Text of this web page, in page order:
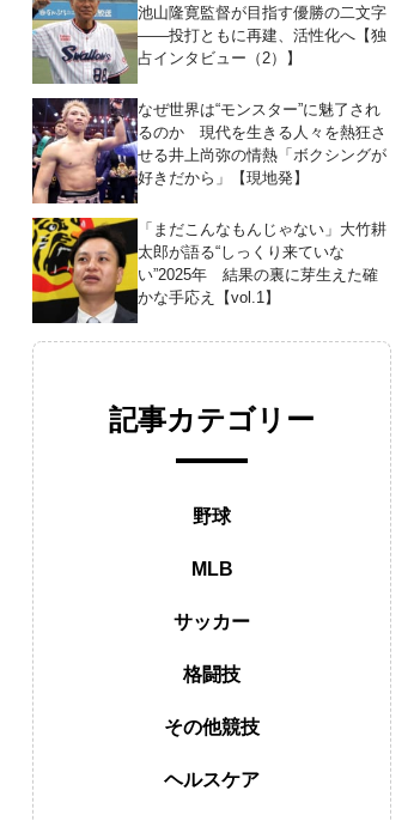
池山隆寛監督が目指す優勝の二文字
――投打ともに再建、活性化へ【独
占インタビュー（2）】
なぜ世界は“モンスター”に魅了され
るのか 現代を生きる人々を熱狂さ
せる井上尚弥の情熱「ボクシングが
好きだから」【現地発】
「まだこんなもんじゃない」大竹耕
太郎が語る“しっくり来ていな
い”2025年 結果の裏に芽生えた確
かな手応え【vol.1】
記事カテゴリー
野球
MLB
サッカー
格闘技
その他競技
ヘルスケア